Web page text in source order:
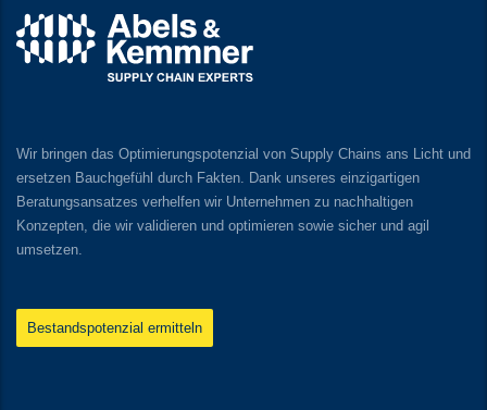
Wir bringen das Optimierungspotenzial von Supply Chains ans Licht und
ersetzen Bauchgefühl durch Fakten. Dank unseres einzigartigen
Beratungsansatzes verhelfen wir Unternehmen zu nachhaltigen
Konzepten, die wir validieren und optimieren sowie sicher und agil
umsetzen.
Bestandspotenzial ermitteln